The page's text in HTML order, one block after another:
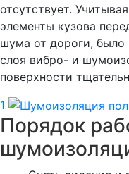
отсутствует.
элементы кузова
шума от дороги, было
слоя вибро- и
поверхности
1
Порядок